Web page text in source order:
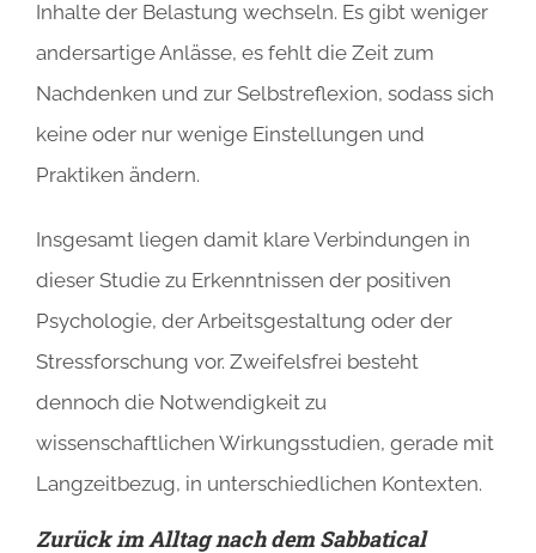
Inhalte der Belastung wechseln. Es gibt weniger
andersartige Anlässe, es fehlt die Zeit zum
Nachdenken und zur Selbstreflexion, sodass sich
keine oder nur wenige Einstellungen und
Praktiken ändern.
Insgesamt liegen damit klare Verbindungen in
dieser Studie zu Erkenntnissen der positiven
Psychologie, der Arbeitsgestaltung oder der
Stressforschung vor. Zweifelsfrei besteht
dennoch die Notwendigkeit zu
wissenschaftlichen Wirkungsstudien, gerade mit
Langzeitbezug, in unterschiedlichen Kontexten.
Zurück im Alltag nach dem Sabbatical